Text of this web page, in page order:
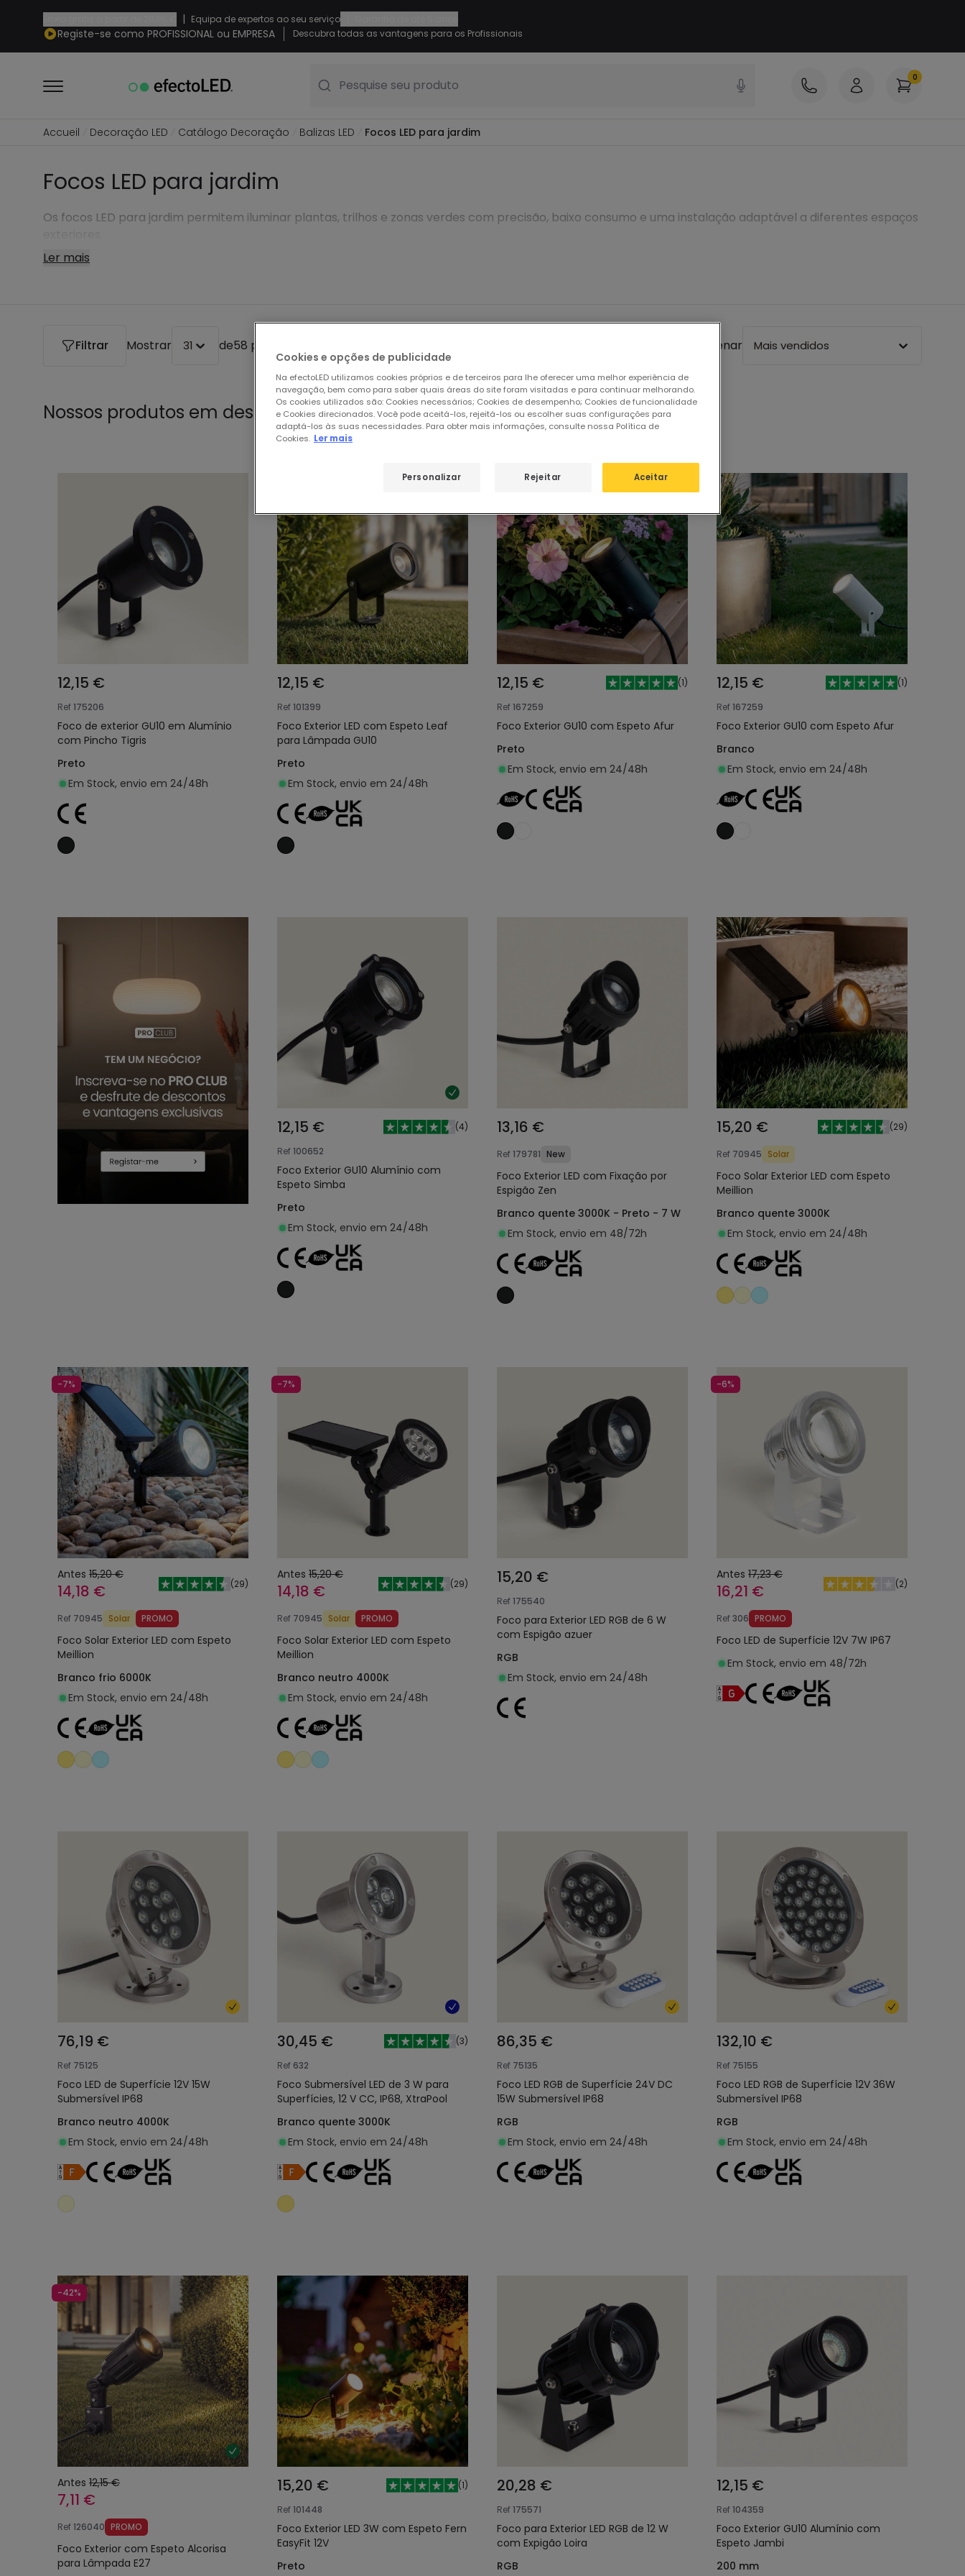
| Equipa de expertos ao seu serviço
Registe-se como PROFISSIONAL ou EMPRESA Descubra todas as vantagens para os Profissionais
Pesquise seu produto 0
Accueil Decoração LED Catálogo Decoração Balizas LED Focos LED para jardim
Focos LED para jardim
Os focos LED para jardim permitem iluminar plantas, trilhos e zonas verdes com precisão, baixo consumo e uma instalação adaptável a diferentes espaços
Ler mais
Filtrar Mostrar 31 de58 produtos Ordenar Mais vendidos
Nossos produtos em destaque deFocos LED para jardim
12,15 €
Ref175206
Foco de exterior GU10 em Alumínio
com Pincho Tigris
Preto
Em Stock, envio em 24/48h
12,15 €
Ref101399
Foco Exterior LED com Espeto Leaf
para Lâmpada GU10
Preto
Em Stock, envio em 24/48h
12,15 € (1)
Ref167259
Foco Exterior GU10 com Espeto Afur
Preto
Em Stock, envio em 24/48h
12,15 € (1)
Ref167259
Foco Exterior GU10 com Espeto Afur
Branco
Em Stock, envio em 24/48h
12,15 € (4)
Ref100652
Foco Exterior GU10 Alumínio com
Espeto Simba
Preto
Em Stock, envio em 24/48h
13,16 €
Ref179781 New
Foco Exterior LED com Fixação por
Espigão Zen
Branco quente 3000K - Preto - 7 W
Em Stock, envio em 48/72h
15,20 € (29)
Ref 70945 Solar
Foco Solar Exterior LED com Espeto
Meillion
Branco quente 3000K
Em Stock, envio em 24/48h
Adicionar ao carrinho
-7%
Antes 15,20 €
14,18 € (29)
Ref 70945 Solar PROMO
Foco Solar Exterior LED com Espeto
Meillion
Branco frio 6000K
Em Stock, envio em 24/48h
Adicionar ao carrinho
-7%
Antes 15,20 €
14,18 € (29)
Ref 70945 Solar PROMO
Foco Solar Exterior LED com Espeto
Meillion
Branco neutro 4000K
Em Stock, envio em 24/48h
Adicionar ao carrinho
15,20 €
Ref175540
Foco para Exterior LED RGB de 6 W
com Espigão azuer
RGB
Em Stock, envio em 24/48h
-6%
Antes 17,23 €
16,21 € (2)
Ref306 PROMO
Foco LED de Superfície 12V 7W IP67
Em Stock, envio em 48/72h
76,19 €
Ref 75125
Foco LED de Superfície 12V 15W
Submersível IP68
Branco neutro 4000K
Em Stock, envio em 24/48h
30,45 € (3)
Ref 632
Foco Submersível LED de 3 W para
Superfícies, 12 V CC, IP68, XtraPool
Branco quente 3000K
Em Stock, envio em 24/48h
86,35 €
Ref 75135
Foco LED RGB de Superfície 24V DC
15W Submersível IP68
RGB
Em Stock, envio em 24/48h
132,10 €
Ref 75155
Foco LED RGB de Superfície 12V 36W
Submersível IP68
RGB
Em Stock, envio em 24/48h
-42%
Antes 12,15 €
7,11 €
Ref126040 PROMO
Foco Exterior com Espeto Alcorisa
para Lâmpada E27
15,20 € (1)
Ref101448
Foco Exterior LED 3W com Espeto Fern
EasyFit 12V
Preto
20,28 €
Ref175571
Foco para Exterior LED RGB de 12 W
com Expigão Loira
RGB
12,15 €
Ref104359
Foco Exterior GU10 Alumínio com
Espeto Jambi
200 mm
Cookies e opções de publicidade
Na efectoLED utilizamos cookies próprios e de terceiros para lhe oferecer uma melhor experiência de
navegação, bem como para saber quais áreas do site foram visitadas e para continuar melhorando.
Os cookies utilizados são: Cookies necessários; Cookies de desempenho; Cookies de funcionalidade
e Cookies direcionados. Você pode aceitá-los, rejeitá-los ou escolher suas configurações para
adaptá-los às suas necessidades. Para obter mais informações, consulte nossa Política de
Cookies. Ler mais
Rejeitar Aceitar
Personalizar